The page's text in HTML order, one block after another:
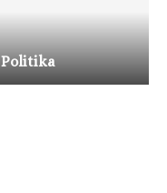
Politika